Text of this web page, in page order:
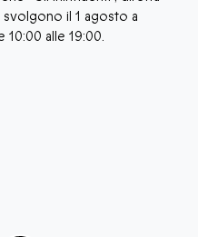
il 1 agosto a
alle 19:00.